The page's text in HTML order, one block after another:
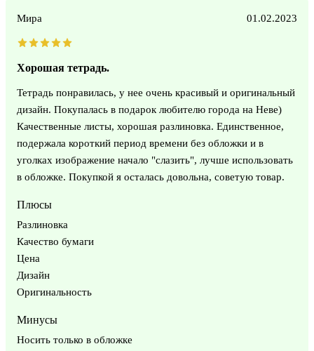
Мира 01.02.2023
Хорошая тетрадь.
Тетрадь понравилась, у нее очень красивый и оригинальный
дизайн. Покупалась в подарок любителю города на Неве)
Качественные листы, хорошая разлиновка. Единственное,
подержала короткий период времени без обложки и в
уголках изображение начало "слазить", лучше использовать
в обложке. Покупкой я осталась довольна, советую товар.
Плюсы
Разлиновка
Качество бумаги
Цена
Дизайн
Оригинальность
Минусы
Носить только в обложке